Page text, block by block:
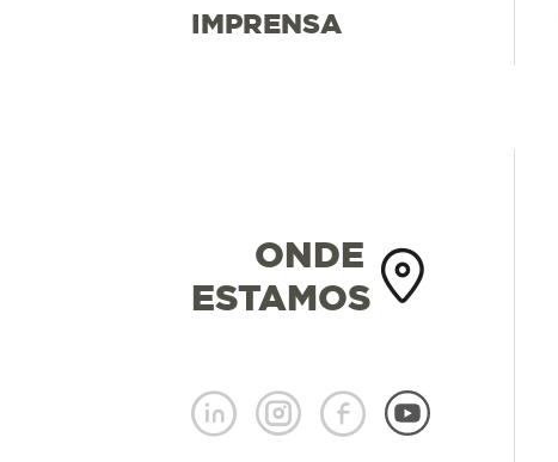
IMPRENSA
ONDE
ESTAMOS